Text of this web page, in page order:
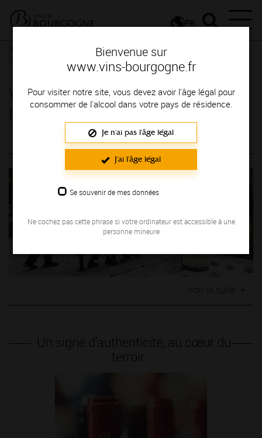
Bienvenue sur
www.vins-bourgogne.fr
Pour visiter notre site, vous devez avoir l'âge légal pour
consommer de l'alcool dans votre pays de résidence.
Je n'ai pas l'âge légal
J'ai l'âge légal
Se souvenir de mes données
Ne cochez pas cette phrase si votre ordinateur est accessible à une
personne mineure
FR
Nos AOC décodées
Vins de Bourgogne :
Vins de Bourgogne : décodez
les AOC
Décodez les AOC en images
Un signe d’authenticité, au cœur du
terroir